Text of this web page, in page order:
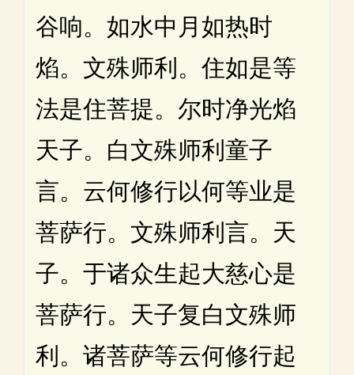
谷响。如水中月如热时
焰。文殊师利。住如是等
法是住菩提。尔时净光焰
天子。白文殊师利童子
言。云何修行以何等业是
菩萨行。文殊师利言。天
子。于诸众生起大慈心是
菩萨行。天子复白文殊师
利。诸菩萨等云何修行起